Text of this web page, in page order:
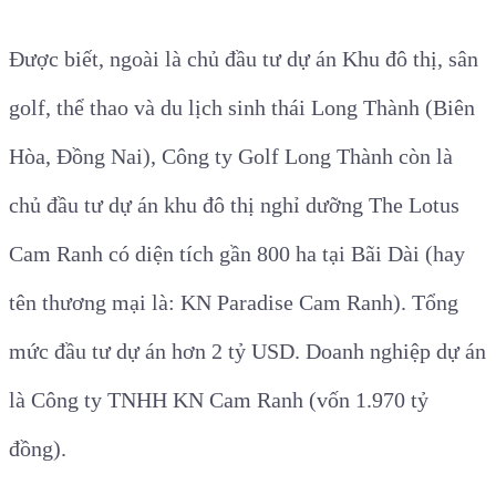
Được biết, ngoài là chủ đầu tư dự án Khu đô thị, sân
golf, thể thao và du lịch sinh thái Long Thành (Biên
Hòa, Đồng Nai), Công ty Golf Long Thành còn là
chủ đầu tư dự án khu đô thị nghỉ dưỡng The Lotus
Cam Ranh có diện tích gần 800 ha tại Bãi Dài (hay
tên thương mại là: KN Paradise Cam Ranh). Tổng
mức đầu tư dự án hơn 2 tỷ USD. Doanh nghiệp dự án
là Công ty TNHH KN Cam Ranh (vốn 1.970 tỷ
đồng).